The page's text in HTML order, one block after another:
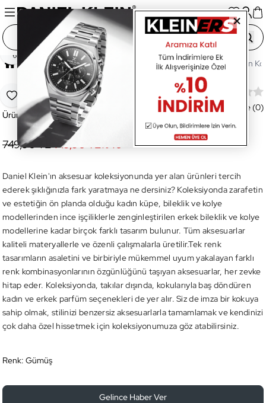
Ana Sayfa Aksesuar DKJ.3.4029.2 Kadın
Favoriye Ekle
Paylaş
DKJ.3.4029.2 Kadın Kolye
Ürün Kodu:DKJ.3.4029.2
Değerlendirme (0)
749,90 TL449,90 TL% 40
Daniel Klein'ın aksesuar koleksiyonunda yer alan ürünleri tercih
ederek şıklığınızla fark yaratmaya ne dersiniz? Koleksiyonda zarafetin
ve estetiğin ön planda olduğu kadın küpe, bileklik ve kolye
modellerinden ince işçiliklerle zenginleştirilen erkek bileklik ve kolye
modellerine kadar birçok farklı tasarım bulunur. Tüm aksesuarlar
kaliteli materyallerle ve özenli çalışmalarla üretilir.Tek renk
tasarımların asaletini ve birbiriyle mükemmel uyum yakalayan farklı
renk kombinasyonlarının özgünlüğünü taşıyan aksesuarlar, her zevke
hitap eder. Koleksiyonda, takılar dışında, kokularıyla baş döndüren
kadın ve erkek parfüm seçenekleri de yer alır. Siz de imza bir kokuya
sahip olmak, stilinizi benzersiz aksesuarlarla tamamlamak ve kendinizi
çok daha özel hissetmek için koleksiyonumuza göz atabilirsiniz.
Renk: Gümüş
Gelince Haber Ver